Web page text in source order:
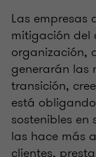
Las empresas
mitigación del
organización,
generarán las
transición,
está
sostenibles
las hace más
clientes,